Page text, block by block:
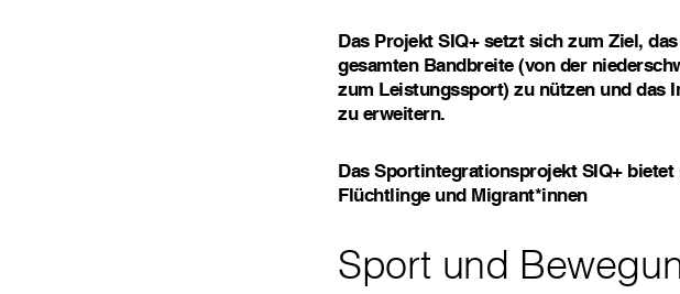
Das Projekt SIQ+ setzt sich zum Ziel,
gesamten Bandbreite (von der
zum Leistungssport) zu nützen und das
zu erweitern.
Das Sportintegrationsprojekt SIQ+
Flüchtlinge und Migrant*innen
Sport und